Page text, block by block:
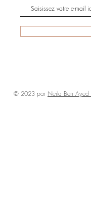
© 2023 par Neila Ben Ayed